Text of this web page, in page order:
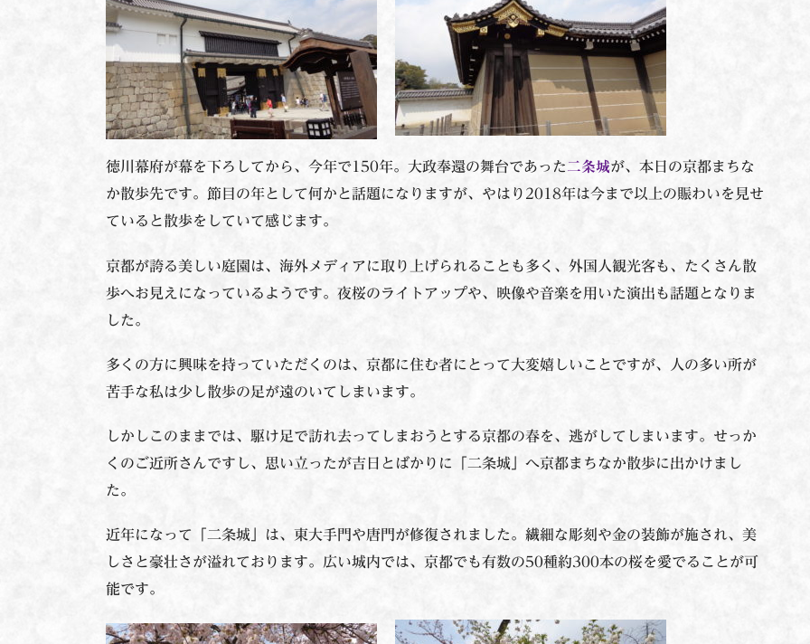
徳川幕府が幕を下ろしてから、今年で150年。大政奉還の舞台であった二条城が、本日の京都まちな
か散歩先です。節目の年として何かと話題になりますが、やはり2018年は今まで以上の賑わいを見せ
ていると散歩をしていて感じます。
京都が誇る美しい庭園は、海外メディアに取り上げられることも多く、外国人観光客も、たくさん散
歩へお見えになっているようです。夜桜のライトアップや、映像や音楽を用いた演出も話題となりま
した。
多くの方に興味を持っていただくのは、京都に住む者にとって大変嬉しいことですが、人の多い所が
苦手な私は少し散歩の足が遠のいてしまいます。
しかしこのままでは、駆け足で訪れ去ってしまおうとする京都の春を、逃がしてしまいます。せっか
くのご近所さんですし、思い立ったが吉日とばかりに「二条城」へ京都まちなか散歩に出かけまし
た。
近年になって「二条城」は、東大手門や唐門が修復されました。繊細な彫刻や金の装飾が施され、美
しさと豪壮さが溢れております。広い城内では、京都でも有数の50種約300本の桜を愛でることが可
能です。